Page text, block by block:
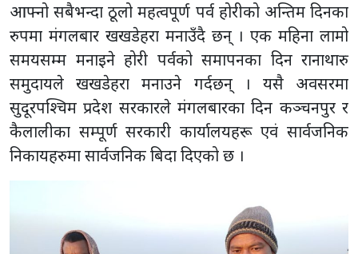
आफ्नो सबैभन्दा ठूलो महत्वपूर्ण पर्व होरीको अन्तिम दिनका
रुपमा मंगलबार खखडेहरा मनाउँदै छन् । एक महिना लामो
समयसम्म मनाइने होरी पर्वको समापनका दिन रानाथारु
समुदायले खखडेहरा मनाउने गर्दछन् । यसै अवसरमा
सुदूरपश्चिम प्रदेश सरकारले मंगलबारका दिन कञ्चनपुर र
कैलालीका सम्पूर्ण सरकारी कार्यालयहरू एवं सार्वजनिक
निकायहरुमा सार्वजनिक बिदा दिएको छ ।